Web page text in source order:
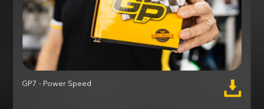
GP7 - Power Speed